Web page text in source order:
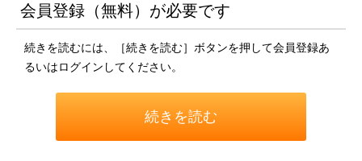
会員登録（無料）が必要です
続きを読むには、［続きを読む］ボタンを押して会員登録あ
るいはログインしてください。
続きを読む